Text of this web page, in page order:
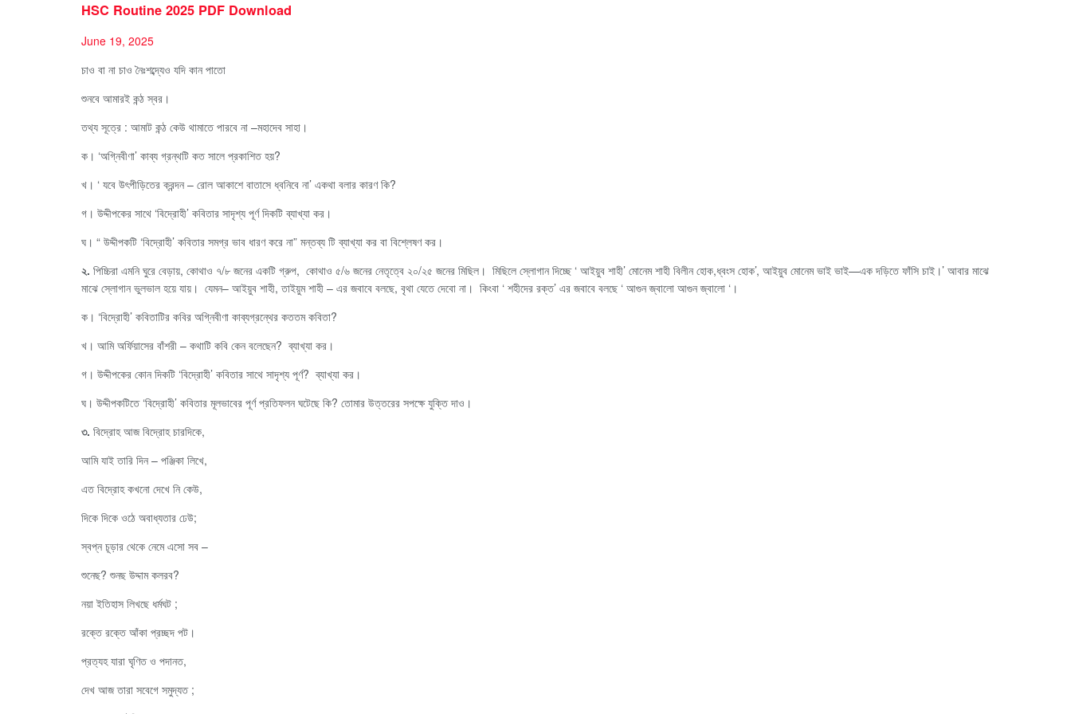
HSC Routine 2025 PDF Download
June 19, 2025
চাও বা না চাও নৈঃশব্দ্যেও যদি কান পাতো
শুনবে আমারই কন্ঠ স্বর।
তথ্য সূত্রে : আমাট কন্ঠ কেউ থামাতে পারবে না –মহাদেব সাহা।
ক। ‘অগ্নিবীণা’ কাব্য গ্রন্থটি কত সালে প্রকাশিত হয়?
খ। ‘ যবে উৎপীড়িতের ক্রন্দন – রোল আকাশে বাতাসে ধ্বনিবে না’ একথা বলার কারণ কি?
গ। উদ্দীপকের সাথে ‘বিদ্রোহী’ কবিতার সাদৃশ্য পূর্ণ দিকটি ব্যাখ্যা কর।
ঘ। “ উদ্দীপকটি ‘বিদ্রোহী’ কবিতার সমগ্র ভাব ধারণ করে না” মন্তব্য টি ব্যাখ্যা কর বা বিশ্লেষণ কর।
২. পিচ্চিরা এমনি ঘুরে বেড়ায়, কোথাও ৭/৮ জনের একটি গ্রুপ, কোথাও ৫/৬ জনের নেতৃত্বে ২০/২৫ জনের মিছিল। মিছিলে স্লোগান দিচ্ছে ‘ আইয়ুব শাহী’ মোনেম শাহী বিলীন হোক,ধ্বংস হোক’, আইয়ুব মোনেম ভাই ভাই—এক দড়িতে ফাঁসি চাই।’ আবার মাঝে
মাঝে স্লোগান ভুলভাল হয়ে যায়। যেমন– আইয়ুব শাহী, তাইয়ুম শাহী – এর জবাবে বলছে, বৃথা যেতে দেবো না। কিংবা ‘ শহীদের রক্ত’ এর জবাবে বলছে ‘ আগুন জ্বালো আগুন জ্বালো ‘।
ক। ‘বিদ্রোহী’ কবিতাটির কবির অগ্নিবীণা কাব্যগ্রন্থের কততম কবিতা?
খ। আমি অর্ফিয়াসের বাঁশরী – কথাটি কবি কেন বলেছেন? ব্যাখ্যা কর।
গ। উদ্দীপকের কোন দিকটি ‘বিদ্রোহী’ কবিতার সাথে সাদৃশ্য পূর্ণ? ব্যাখ্যা কর।
ঘ। উদ্দীপকটিতে ‘বিদ্রোহী’ কবিতার মূলভাবের পূর্ণ প্রতিফলন ঘটেছে কি? তোমার উত্তরের সপক্ষে যুক্তি দাও।
৩. বিদ্রোহ আজ বিদ্রোহ চারদিকে,
আমি যাই তারি দিন – পঞ্জিকা লিখে,
এত বিদ্রোহ কখনো দেখে নি কেউ,
দিকে দিকে ওঠে অবাধ্যতার ঢেউ;
স্বপ্ন চূড়ার থেকে নেমে এসো সব –
শুনেছ? শুনছ উদ্দাম কলরব?
নয়া ইতিহাস লিখছে ধর্মঘট ;
রক্তে রক্তে আঁকা প্রচ্ছদ পট।
প্রত্যহ যারা ঘৃণিত ও পদানত,
দেখ আজ তারা সবেগে সমুদ্যত ;